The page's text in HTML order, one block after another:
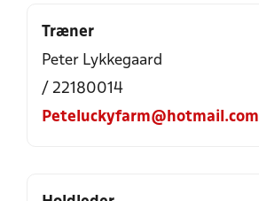
Træner
Peter Lykkegaard
/ 22180014
Peteluckyfarm@hotmail.com